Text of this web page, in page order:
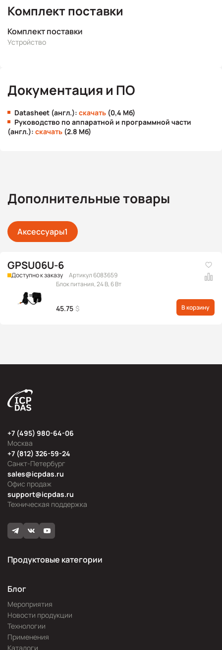
Комплект поставки
Комплект поставки
Устройство
Документация и ПО
Datasheet (англ.): скачать (0,4 Мб)
Руководство по аппаратной и программной части
(англ.): скачать (2.8 Мб)
Дополнительные товары
Аксессуары1
GPSU06U-6
Доступно к заказу
Артикул 6083659
Блок питания, 24 В, 6 Вт
45.75 $ В корзину
Москва
+7 (495) 980-64-06
Офис продаж
sales@icpdas.ru
Санкт-Петербург
+7 (812) 326-59-24
Техническая поддержка
support@icpdas.ru
Продуктовые категории
Блог
Мероприятия
Новости продукции
Технологии
Применения
Каталоги